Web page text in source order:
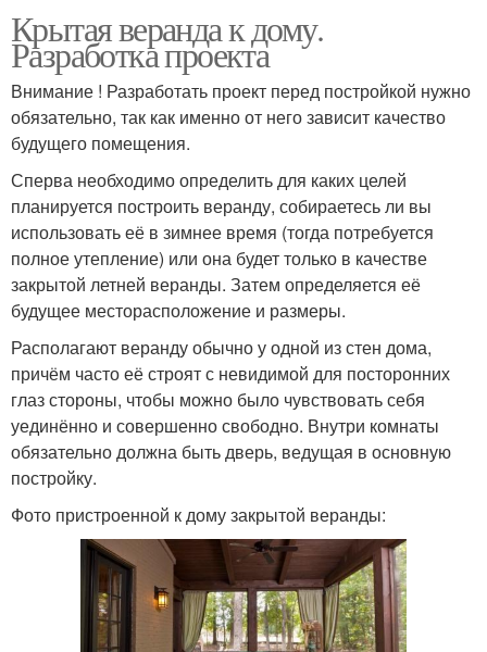
Крытая веранда к дому.
Разработка проекта
Внимание ! Разработать проект перед постройкой нужно
обязательно, так как именно от него зависит качество
будущего помещения.
Сперва необходимо определить для каких целей
планируется построить веранду, собираетесь ли вы
использовать её в зимнее время (тогда потребуется
полное утепление) или она будет только в качестве
закрытой летней веранды. Затем определяется её
будущее месторасположение и размеры.
Располагают веранду обычно у одной из стен дома,
причём часто её строят с невидимой для посторонних
глаз стороны, чтобы можно было чувствовать себя
уединённо и совершенно свободно. Внутри комнаты
обязательно должна быть дверь, ведущая в основную
постройку.
Фото пристроенной к дому закрытой веранды: